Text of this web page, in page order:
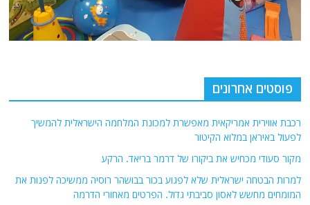
פוסטים אחרונים
רכבת אווירית אמריקאית מאפשרת למכונת המלחמה הישראלית להמשיך
לפעול באיראן במלוא הקיטור
מקור סעודי מכחיש את ביקורו של דרמר בריאד. הרקע
למרות הבטחה ישראלית שלא לפגוע בכור בבושהר רוסיה ממשיכה לפנות את
המומחים מחשש לאסון סביבתי גדול. הפרטים מאחורי הדרמה